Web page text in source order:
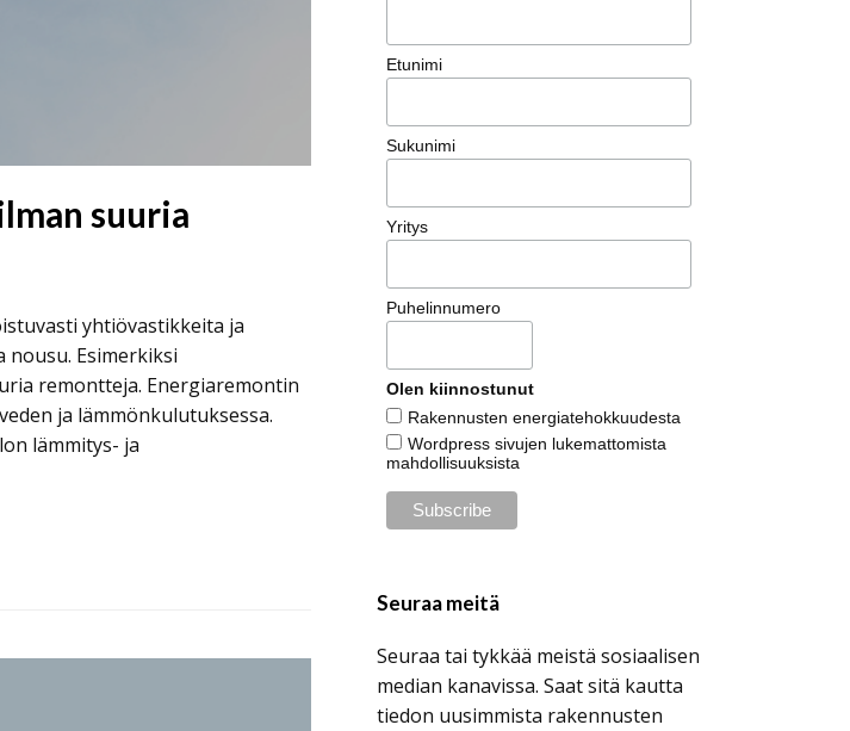
suuria
yhtiövastikkeita ja
Esimerkiksi
remontteja. Energiaremontin
ja lämmönkulutuksessa.
lämmitys- ja
Etunimi
Sukunimi
Yritys
Puhelinnumero
Olen kiinnostunut
Rakennusten energiatehokkuudesta
Wordpress sivujen lukemattomista
mahdollisuuksista
Seuraa meitä
Seuraa tai tykkää meistä sosiaalisen
median kanavissa. Saat sitä kautta
tiedon uusimmista rakennusten